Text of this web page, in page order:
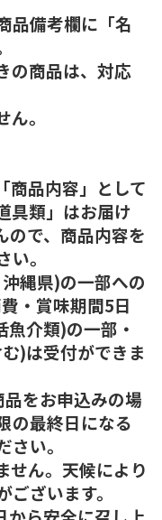
品備考欄に「名
の商品は、対応
。
商品内容」として
具類」はお届け
ので、商品内容を
。
縄県)の一部への
・賞味期間5日
介類)の一部・
)は受付ができま
をお申込みの場
の最終日になる
い。
せん。天候により
ざいます。